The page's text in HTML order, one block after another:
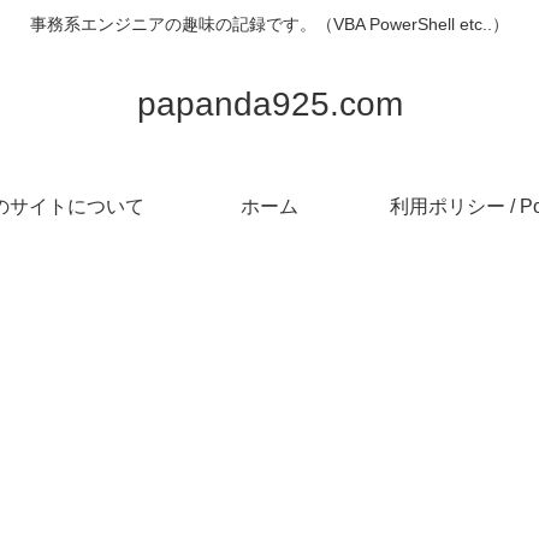
事務系エンジニアの趣味の記録です。（VBA PowerShell etc..）
papanda925.com
サイトについて ホーム 利用ポリシー /